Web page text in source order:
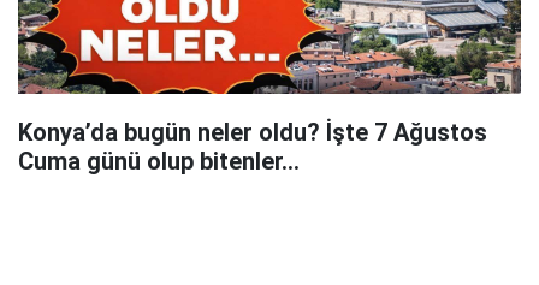
Konya’da bugün neler oldu? İşte 7 Ağustos
Cuma günü olup bitenler…